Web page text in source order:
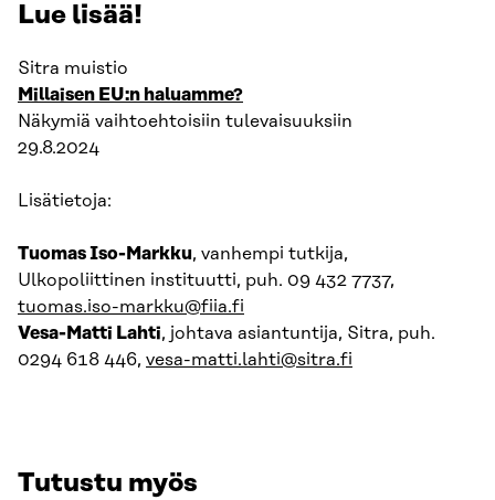
Lue lisää!
Sitra muistio
Millaisen EU:n haluamme?
Näkymiä vaihtoehtoisiin tulevaisuuksiin
29.8.2024
Lisätietoja:
Tuomas Iso-Markku, vanhempi tutkija,
Ulkopoliittinen instituutti, puh. 09 432 7737,
tuomas.iso-markku@fiia.fi
Vesa-Matti Lahti, johtava asiantuntija, Sitra, puh.
0294 618 446, vesa-matti.lahti@sitra.fi
Tutustu myös